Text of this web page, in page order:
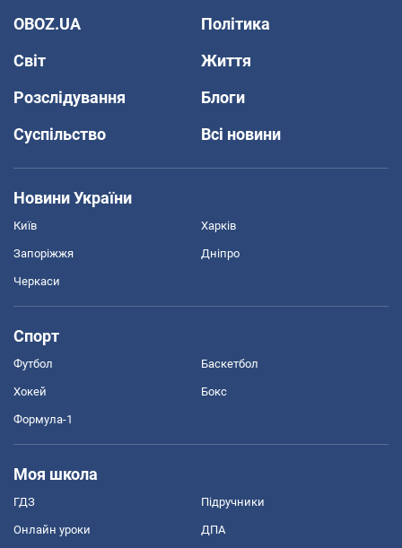
OBOZ.UA
Політика
Світ
Життя
Розслідування
Блоги
Суспільство
Всі новини
Новини України
Київ Харків
Запоріжжя Дніпро
Черкаси
Спорт
Футбол Баскетбол
Хокей Бокс
Формула-1
Моя школа
ГДЗ Підручники
Онлайн уроки ДПА